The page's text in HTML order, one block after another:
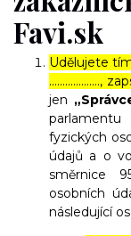
Favi.sk
Udělujete
……………….,
jen
fyzických
údajů a o
směrnice
osobních
následující